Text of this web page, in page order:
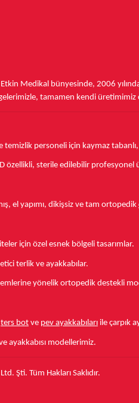
Etkin Medikal bünyesinde, 2006
tamamen kendi üretimimiz
temizlik personeli için kaymaz
özellikli, sterile edilebilir profesyonel
el yapımı, dikişsiz ve tam ortopedik
için özel esnek bölgeli tasarımlar.
terlik ve ayakkabılar.
yönelik ortopedik destekli
ters bot ve pev ayakkabıları ile çarpık
ayakkabısı modellerimiz.
Şti. Tüm Hakları Saklıdır.